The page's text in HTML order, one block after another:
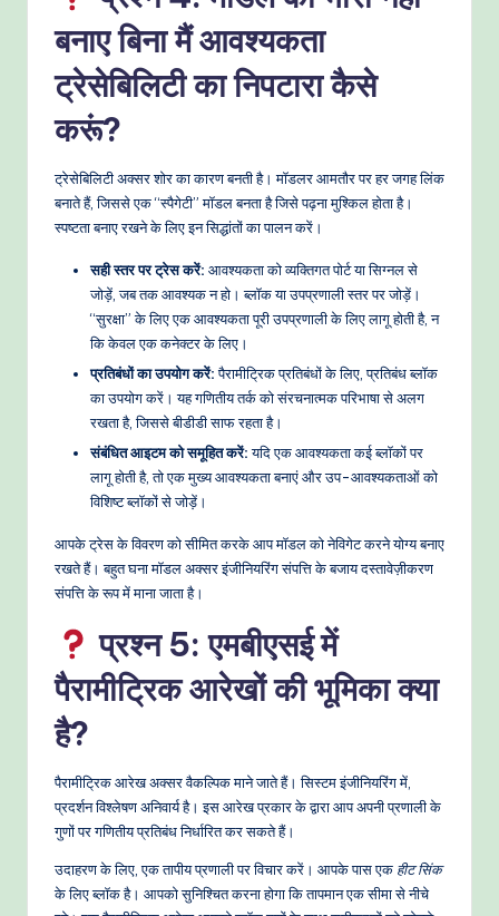
बनाए बिना मैं आवश्यकता
ट्रेसेबिलिटी का निपटारा कैसे
करूं?
ट्रेसेबिलिटी अक्सर शोर का कारण बनती है। मॉडलर आमतौर पर हर जगह लिंक
बनाते हैं, जिससे एक “स्पैगेटी” मॉडल बनता है जिसे पढ़ना मुश्किल होता है।
स्पष्टता बनाए रखने के लिए इन सिद्धांतों का पालन करें।
सही स्तर पर ट्रेस करें: आवश्यकता को व्यक्तिगत पोर्ट या सिग्नल से
जोड़ें, जब तक आवश्यक न हो। ब्लॉक या उपप्रणाली स्तर पर जोड़ें।
“सुरक्षा” के लिए एक आवश्यकता पूरी उपप्रणाली के लिए लागू होती है, न
कि केवल एक कनेक्टर के लिए।
प्रतिबंधों का उपयोग करें:पैरामीट्रिक प्रतिबंधों के लिए, प्रतिबंध ब्लॉक
का उपयोग करें। यह गणितीय तर्क को संरचनात्मक परिभाषा से अलग
रखता है, जिससे बीडीडी साफ रहता है।
संबंधित आइटम को समूहित करें:यदि एक आवश्यकता कई ब्लॉकों पर
लागू होती है, तो एक मुख्य आवश्यकता बनाएं और उप-आवश्यकताओं को
विशिष्ट ब्लॉकों से जोड़ें।
आपके ट्रेस के विवरण को सीमित करके आप मॉडल को नेविगेट करने योग्य बनाए
रखते हैं। बहुत घना मॉडल अक्सर इंजीनियरिंग संपत्ति के बजाय दस्तावेज़ीकरण
संपत्ति के रूप में माना जाता है।
प्रश्न 5: एमबीएसई में
पैरामीट्रिक आरेखों की भूमिका क्या
है?
पैरामीट्रिक आरेख अक्सर वैकल्पिक माने जाते हैं। सिस्टम इंजीनियरिंग में,
प्रदर्शन विश्लेषण अनिवार्य है। इस आरेख प्रकार के द्वारा आप अपनी प्रणाली के
गुणों पर गणितीय प्रतिबंध निर्धारित कर सकते हैं।
उदाहरण के लिए, एक तापीय प्रणाली पर विचार करें। आपके पास एक हीट सिंक
के लिए ब्लॉक है। आपको सुनिश्चित करना होगा कि तापमान एक सीमा से नीचे